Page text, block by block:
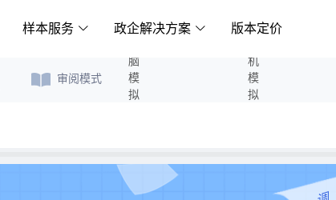
样本服务 政企解决方案 版本定价
审阅模式
电脑模拟答题 手机模拟答题